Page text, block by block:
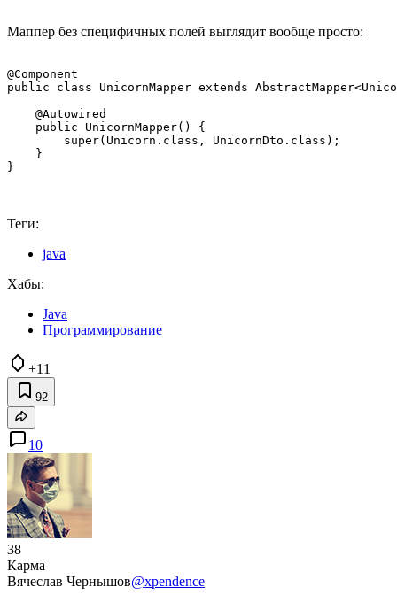
Маппер без специфичных полей выглядит вообще просто:
@Component
public class UnicornMapper extends
    @Autowired
    public UnicornMapper() {
        super(Unicorn.class, UnicornDto.class);
    }
}
Теги:
java
Хабы:
Java
Программирование
+11
92
10
38
Карма
Вячеслав Чернышов@xpendence